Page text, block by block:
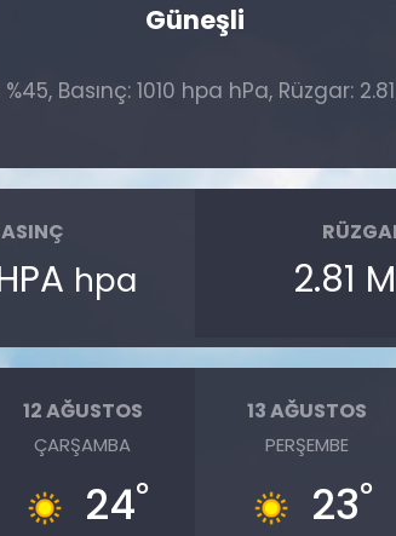
Güneşli
Basınç: 1010 hpa hPa, Rüzgar:
hpa 2.81
12 AĞUSTOS
ÇARŞAMBA
24°
13 AĞUSTOS
PERŞEMBE
23°